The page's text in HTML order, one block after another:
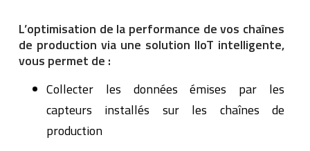
L’optimisation de la performance de vos chaînes
de production via une solution IIoT intelligente,
vous permet de :
Collecter les données émises par les
capteurs installés sur les chaînes de
production